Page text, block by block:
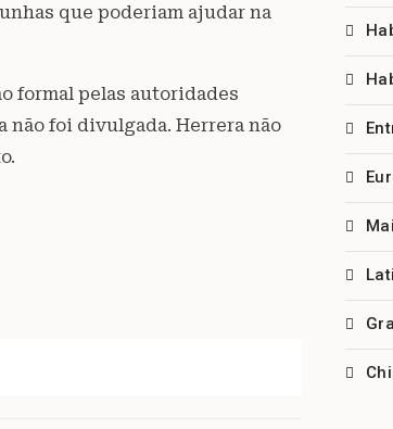
que poderiam ajudar na
formal pelas autoridades
não foi divulgada. Herrera não